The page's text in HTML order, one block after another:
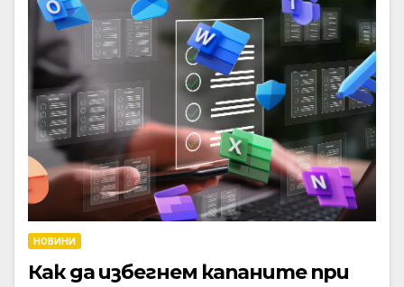
НОВИНИ
Как да избегнем капаните при